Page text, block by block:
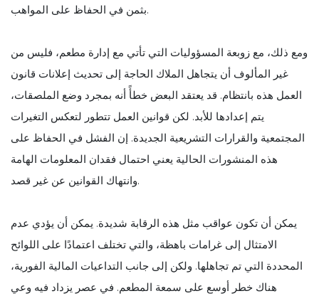
بثمن في الحفاظ على المواهب.
ومع ذلك، مع زوبعة المسؤوليات التي تأتي مع إدارة مطعم، فليس من
غير المألوف أن يتجاهل الملاك الحاجة إلى تحديث إعلانات قانون
العمل هذه بانتظام. قد يعتقد البعض خطأً أنه بمجرد وضع الملصقات،
يتم إعدادها للأبد. لكن قوانين العمل تتطور لتعكس التغيرات
المجتمعية والقرارات التشريعية الجديدة. إن الفشل في الحفاظ على
هذه المنشورات الحالية يعني احتمال فقدان المعلومات الهامة
وانتهاك القوانين عن غير قصد.
يمكن أن تكون عواقب مثل هذه الرقابة شديدة. يمكن أن يؤدي عدم
الامتثال إلى غرامات باهظة، والتي تختلف اعتمادًا على اللوائح
المحددة التي تم تجاهلها. ولكن إلى جانب التداعيات المالية الفورية،
هناك خطر أوسع على سمعة المطعم. في عصر يزداد فيه وعي